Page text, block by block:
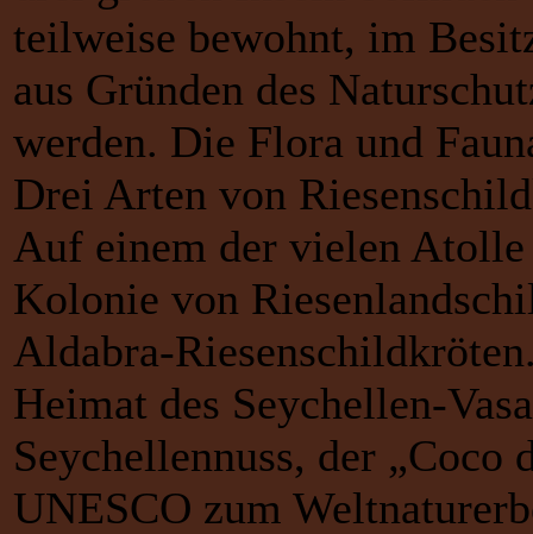
teilweise bewohnt, im
aus Gründen des
werden. Die Flora und
Drei Arten von
Auf einem der vielen
Kolonie von
Aldabra-
Heimat des Seychellen-
Seychellennuss, der „Coco
UNESCO zum